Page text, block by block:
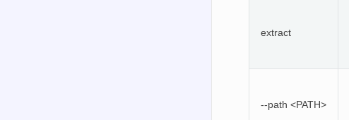
extract
--path <PATH>